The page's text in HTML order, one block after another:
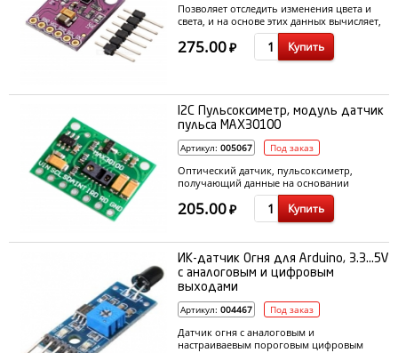
Позволяет отследить изменения цвета и
света, и на основе этих данных вычисляет,
какой жест показывает пользователь.
275.00₽ Купить
I2C Пульсоксиметр, модуль датчик
пульса MAX30100
Артикул: 005067 Под заказ
Оптический датчик, пульсоксиметр,
получающий данные на основании
изменения оптической проницаемости
кожи человека одновременно с
пульсацией кровотока.
205.00₽ Купить
ИК-датчик Огня для Arduino, 3.3...5V
с аналоговым и цифровым
выходами
Артикул: 004467 Под заказ
Датчик огня c аналоговым и
настраиваевым пороговым цифровым